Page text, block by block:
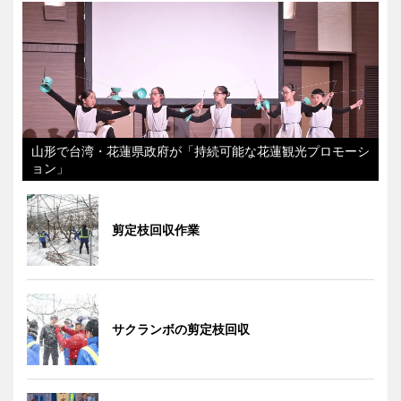
山形で台湾・花蓮県政府が「持続可能な花蓮観光プロモーシ
ョン」
剪定枝回収作業
サクランボの剪定枝回収